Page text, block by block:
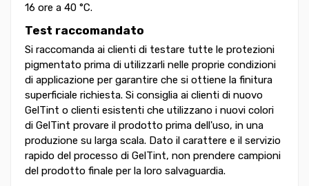
16 ore a 40 °C.
Test raccomandato
Si raccomanda ai clienti di testare tutte le protezioni
pigmentato prima di utilizzarli nelle proprie condizioni
di applicazione per garantire che si ottiene la finitura
superficiale richiesta. Si consiglia ai clienti di nuovo
GelTint o clienti esistenti che utilizzano i nuovi colori
di GelTint provare il prodotto prima dell'uso, in una
produzione su larga scala. Dato il carattere e il servizio
rapido del processo di GelTint, non prendere campioni
del prodotto finale per la loro salvaguardia.